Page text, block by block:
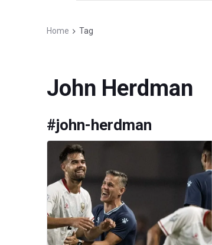
Home Tag
John Herdman
#john-herdman